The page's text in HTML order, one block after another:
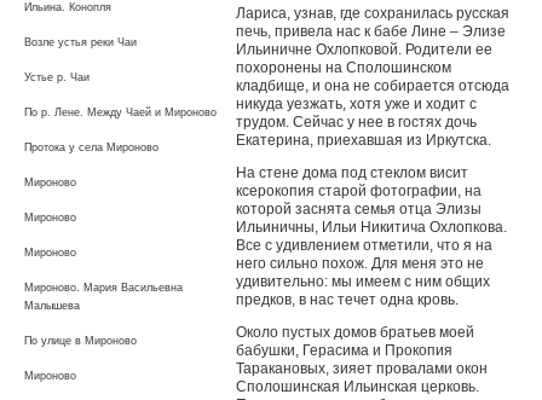
Ильина. Конопля
Возле устья реки Чаи
Устье р. Чаи
По р. Лене. Между Чаей и Мироново
Протока у села Мироново
Мироново
Мироново
Мироново
Мироново. Мария Васильевна
Малышева
По улице в Мироново
Мироново
Лариса, узнав, где сохранилась русская
печь, привела нас к бабе Лине – Элизе
Ильиничне Охлопковой. Родители ее
похоронены на Сполошинском
кладбище, и она не собирается отсюда
никуда уезжать, хотя уже и ходит с
трудом. Сейчас у нее в гостях дочь
Екатерина, приехавшая из Иркутска.
На стене дома под стеклом висит
ксерокопия старой фотографии, на
которой заснята семья отца Элизы
Ильиничны, Ильи Никитича Охлопкова.
Все с удивлением отметили, что я на
него сильно похож. Для меня это не
удивительно: мы имеем с ним общих
предков, в нас течет одна кровь.
Около пустых домов братьев моей
бабушки, Герасима и Прокопия
Таракановых, зияет провалами окон
Сполошинская Ильинская церковь.